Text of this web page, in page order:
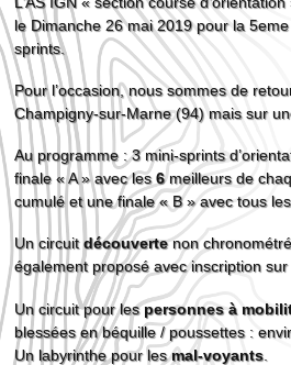
le Dimanche 26 mai 2019 pour la
sprints.
Pour l’occasion, nous sommes de
Champigny-sur-Marne (94) mais sur
Au programme : 3 mini-sprints
finale « A » avec les6meilleurs de
cumulé et une finale « B » avec tous
Un circuitdécouvertenon
également proposé avec inscription
Un circuit pour lespersonnes à
blessées en béquille / poussettes :
Un labyrinthe pour lesmal-voyants